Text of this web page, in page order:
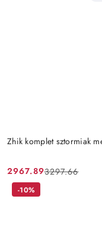
Zhik komplet sztormiak
Cena
promocyjna:
2967.89
Cena
przed
3297.66
-10%